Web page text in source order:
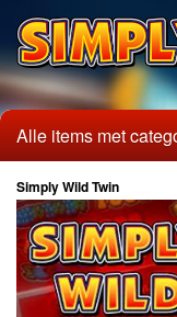
Alle items met
Simply Wild Twin